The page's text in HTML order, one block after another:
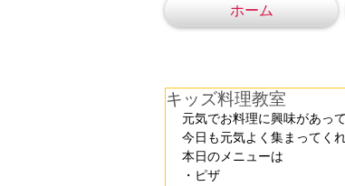
ホーム
キッズ料理教室
元気でお料理に興味があっ
今日も元気よく集まってくれ
本日のメニューは
・ピザ